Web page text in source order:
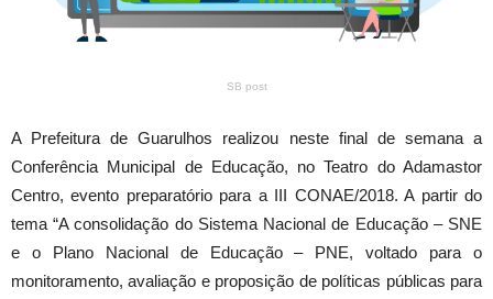
SB post
A Prefeitura de Guarulhos realizou neste final de semana a
Conferência Municipal de Educação, no Teatro do Adamastor
Centro, evento preparatório para a III CONAE/2018. A partir do
tema “A consolidação do Sistema Nacional de Educação – SNE
e o Plano Nacional de Educação – PNE, voltado para o
monitoramento, avaliação e proposição de políticas públicas para